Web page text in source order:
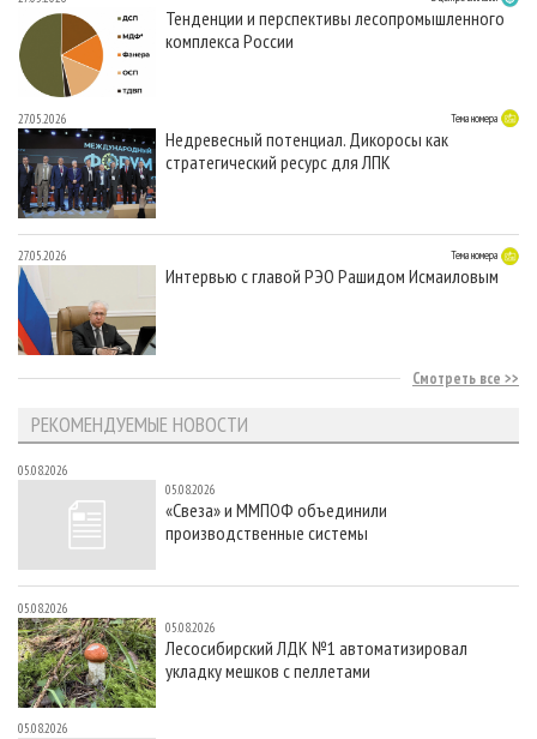
Тенденции и перспективы лесопромышленного
комплекса России
27.05.2026 Тема номера
Недревесный потенциал. Дикоросы как
стратегический ресурс для ЛПК
27.05.2026 Тема номера
Интервью с главой РЭО Рашидом Исмаиловым
Смотреть все
РЕКОМЕНДУЕМЫЕ НОВОСТИ
05.08.2026
05.08.2026
«Свеза» и ММПОФ объединили
производственные системы
05.08.2026
05.08.2026
Лесосибирский ЛДК №1 автоматизировал
укладку мешков с пеллетами
05.08.2026